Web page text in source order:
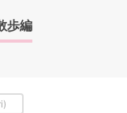
歩編